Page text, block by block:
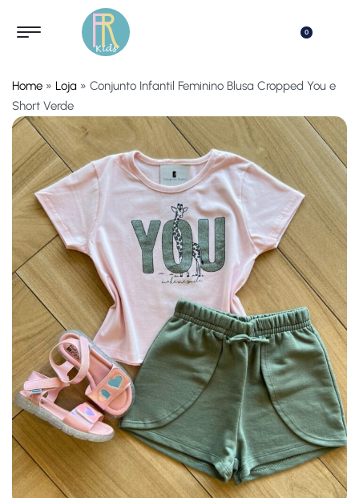
0
Home » Loja » Conjunto Infantil Feminino Blusa Cropped You e
Short Verde